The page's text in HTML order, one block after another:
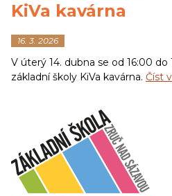
KiVa kavárna
16. 3. 2026
V úterý 14. dubna se od 16:00
základní školy KiVa kavárna. Číst